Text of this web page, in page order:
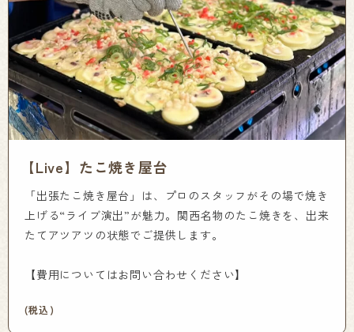
【Live】たこ焼き屋台
「出張たこ焼き屋台」は、プロのスタッフがその場で焼き
上げる“ライブ演出”が魅力。関西名物のたこ焼きを、出来
たてアツアツの状態でご提供します。
【費用についてはお問い合わせください】
(税込)